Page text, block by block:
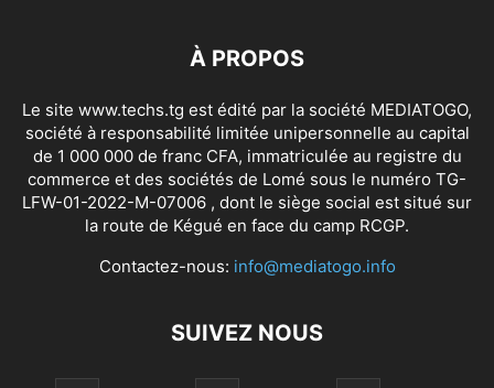
À PROPOS
Le site www.techs.tg est édité par la société MEDIATOGO,
société à responsabilité limitée unipersonnelle au capital
de 1 000 000 de franc CFA, immatriculée au registre du
commerce et des sociétés de Lomé sous le numéro TG-
LFW-01-2022-M-07006 , dont le siège social est situé sur
la route de Kégué en face du camp RCGP.
Contactez-nous: info@mediatogo.info
SUIVEZ NOUS